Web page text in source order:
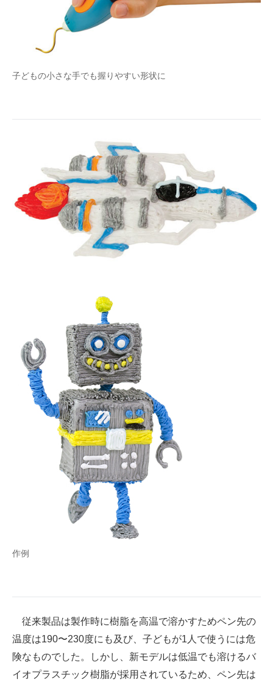
企業ITのトレンドを詳説
経営リーダーのコミュニティ
製造業のIT導入・活用を支援
モノづくり技術者専門サイト
エレクトロニクス専門サイト
電子設計の基本と応用
建設×テクノロジーの最前線
ちょっと気になるネットの話題
子どもの小さな手でも握りやすい形状に
作例
従来製品は製作時に樹脂を高温で溶かすためペン先の
温度は190〜230度にも及び、子どもが1人で使うには危
険なものでした。しかし、新モデルは低温でも溶けるバ
イオプラスチック樹脂が採用されているため、ペン先は